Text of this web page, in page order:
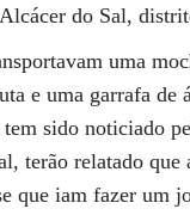
do Sal,
uma
e uma garrafa de
sido noticiado
terão relatado que
que iam fazer um